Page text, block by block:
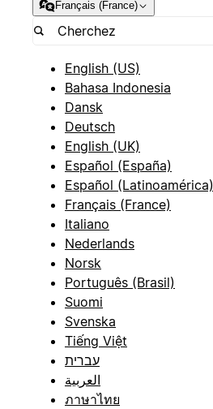
Français (France)
English (US)
Bahasa Indonesia
Dansk
Deutsch
English (UK)
Español (España)
Español (Latinoamérica)
Français (France)
Italiano
Nederlands
Norsk
Português (Brasil)
Suomi
Svenska
Tiếng Việt
עברית
العربية
ภาษาไทย